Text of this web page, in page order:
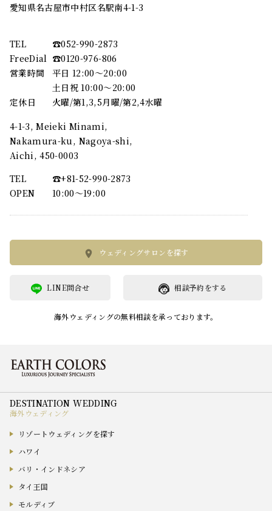
愛知県名古屋市中村区名駅南4-1-3
TEL
☎︎052-990-2873
FreeDial ☎︎0120-976-806
営業時間
平日 12:00～20:00
土日祝 10:00～20:00
定休日
火曜/第1,3,5月曜/第2,4水曜
4-1-3, Meieki Minami,
Nakamura-ku, Nagoya-shi,
Aichi, 450-0003
TEL
☎︎+81-52-990-2873
OPEN
10:00〜19:00
ウェディングサロンを探す
相談予約をする
LINE問合せ
海外ウェディングの無料相談を承っております。
海外ウェディング
リゾートウェディングを探す
ハワイ
バリ・インドネシア
タイ王国
モルディブ